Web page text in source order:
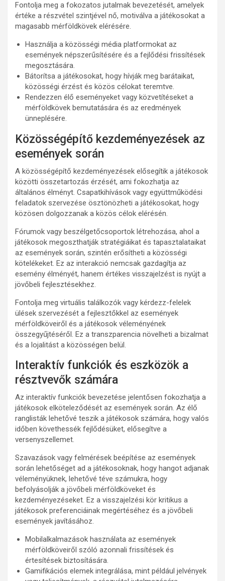
Fontolja meg a fokozatos jutalmak bevezetését, amelyek
értéke a részvétel szintjével nő, motiválva a játékosokat a
magasabb mérföldkövek elérésére.
Használja a közösségi média platformokat az
események népszerűsítésére és a fejlődési frissítések
megosztására.
Bátorítsa a játékosokat, hogy hívják meg barátaikat,
közösségi érzést és közös célokat teremtve.
Rendezzen élő eseményeket vagy közvetítéseket a
mérföldkövek bemutatására és az eredmények
ünneplésére.
Közösségépítő kezdeményezések az
események során
A közösségépítő kezdeményezések elősegítik a játékosok
közötti összetartozás érzését, ami fokozhatja az
általános élményt. Csapatkihívások vagy együttműködési
feladatok szervezése ösztönözheti a játékosokat, hogy
közösen dolgozzanak a közös célok elérésén.
Fórumok vagy beszélgetőcsoportok létrehozása, ahol a
játékosok megoszthatják stratégiáikat és tapasztalataikat
az események során, szintén erősítheti a közösségi
kötelékeket. Ez az interakció nemcsak gazdagítja az
esemény élményét, hanem értékes visszajelzést is nyújt a
jövőbeli fejlesztésekhez.
Fontolja meg virtuális találkozók vagy kérdezz-felelek
ülések szervezését a fejlesztőkkel az események
mérföldköveiről és a játékosok véleményének
összegyűjtéséről. Ez a transzparencia növelheti a bizalmat
és a lojalitást a közösségen belül.
Interaktív funkciók és eszközök a
résztvevők számára
Az interaktív funkciók bevezetése jelentősen fokozhatja a
játékosok elköteleződését az események során. Az élő
ranglisták lehetővé teszik a játékosok számára, hogy valós
időben követhessék fejlődésüket, elősegítve a
versenyszellemet.
Szavazások vagy felmérések beépítése az események
során lehetőséget ad a játékosoknak, hogy hangot adjanak
véleményüknek, lehetővé téve számukra, hogy
befolyásolják a jövőbeli mérföldköveket és
kezdeményezéseket. Ez a visszajelzési kör kritikus a
játékosok preferenciáinak megértéséhez és a jövőbeli
események javításához.
Mobilalkalmazások használata az események
mérföldköveiről szóló azonnali frissítések és
értesítések biztosítására.
Gamifikációs elemek integrálása, mint például jelvények